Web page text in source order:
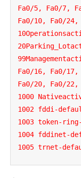
Fa0/5, Fa0/7,
Fa0/10, Fa0/
Fa0/16, Fa0/
Fa0/20, Fa0/22,
1000
1002 fddi-
1003 token-
1004 fddinet-
1005 trnet-